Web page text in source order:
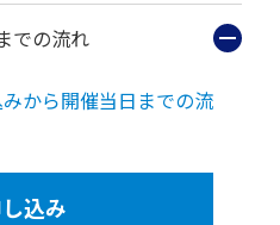
での流れ
から開催当日までの流
込み